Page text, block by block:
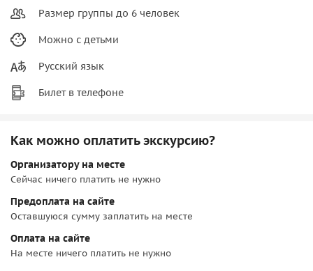
Размер группы до 6 человек
Можно с детьми
Русский язык
Билет в телефоне
Как можно оплатить экскурсию?
Организатору на месте
Сейчас ничего платить не нужно
Предоплата на сайте
Оставшуюся сумму заплатить на месте
Оплата на сайте
На месте ничего платить не нужно